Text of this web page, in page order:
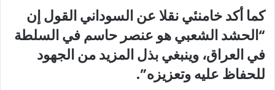
كما أكد خامنئي نقلا عن السوداني القول إن
“الحشد الشعبي هو عنصر حاسم في السلطة
في العراق، وينبغي بذل المزيد من الجهود
للحفاظ عليه وتعزيزه”.